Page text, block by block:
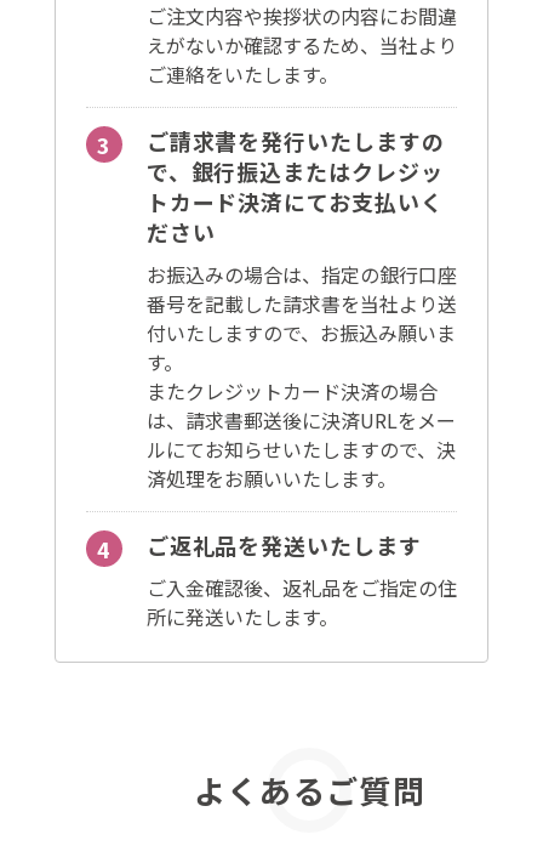
ご注文内容や挨拶状の内容にお間違
えがないか確認するため、当社より
ご連絡をいたします。
ご請求書を発行いたしますの
で、銀行振込またはクレジッ
トカード決済にてお支払いく
ださい
お振込みの場合は、指定の銀行口座
番号を記載した請求書を当社より送
付いたしますので、お振込み願いま
す。
またクレジットカード決済の場合
は、請求書郵送後に決済URLをメー
ルにてお知らせいたしますので、決
済処理をお願いいたします。
ご返礼品を発送いたします
ご入金確認後、返礼品をご指定の住
所に発送いたします。
よくあるご質問